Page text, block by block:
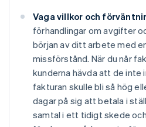
Vaga villkor och
förhandlingar om avgifter
början av ditt arbete med
missförstånd. När du når
kunderna hävda att de inte
fakturan skulle bli så hög
dagar på sig att betala i
samtal i ett tidigt skede